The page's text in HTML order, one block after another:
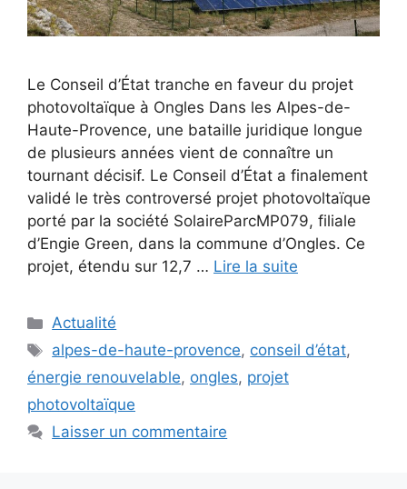
Le Conseil d’État tranche en faveur du projet
photovoltaïque à Ongles Dans les Alpes-de-
Haute-Provence, une bataille juridique longue
de plusieurs années vient de connaître un
tournant décisif. Le Conseil d’État a finalement
validé le très controversé projet photovoltaïque
porté par la société SolaireParcMP079, filiale
d’Engie Green, dans la commune d’Ongles. Ce
projet, étendu sur 12,7 … Lire la suite
Catégories
Actualité
Étiquettes
alpes-de-haute-provence, conseil d’état,
énergie renouvelable, ongles, projet
photovoltaïque
Laisser un commentaire